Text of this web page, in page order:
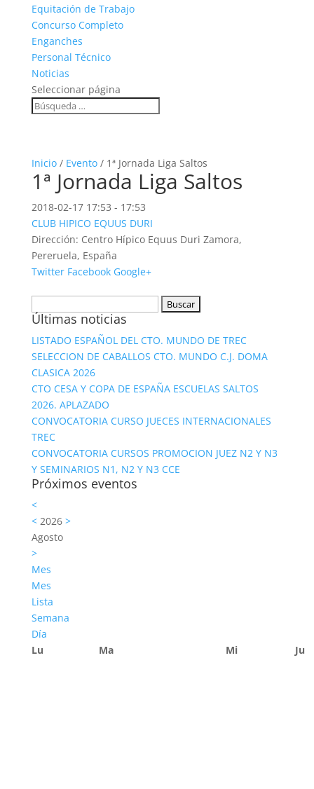
Equitación de Trabajo
Concurso Completo
Enganches
Personal Técnico
Noticias
Seleccionar página
Inicio/ Evento/ 1ª Jornada Liga Saltos
1ª Jornada Liga Saltos
2018-02-17 17:53 - 17:53
CLUB HIPICO EQUUS DURI
Dirección: Centro Hípico Equus Duri Zamora,
Pereruela, España
Twitter Facebook Google+
Últimas noticias
LISTADO ESPAÑOL DEL CTO. MUNDO DE TREC
SELECCION DE CABALLOS CTO. MUNDO C.J. DOMA
CLASICA 2026
CTO CESA Y COPA DE ESPAÑA ESCUELAS SALTOS
2026. APLAZADO
CONVOCATORIA CURSO JUECES INTERNACIONALES
TREC
CONVOCATORIA CURSOS PROMOCION JUEZ N2 Y N3
Y SEMINARIOS N1, N2 Y N3 CCE
Próximos eventos
<
<2026 >
Agosto
>
Mes
Mes
Lista
Semana
Día
Lu
Ma Mi Ju